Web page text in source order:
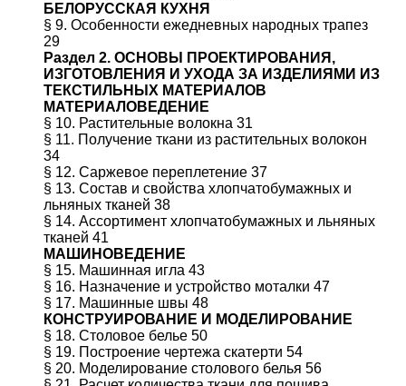
БЕЛОРУССКАЯ КУХНЯ
§ 9. Особенности ежедневных народных трапез
29
Раздел 2. ОСНОВЫ ПРОЕКТИРОВАНИЯ,
ИЗГОТОВЛЕНИЯ И УХОДА ЗА ИЗДЕЛИЯМИ ИЗ
ТЕКСТИЛЬНЫХ МАТЕРИАЛОВ
МАТЕРИАЛОВЕДЕНИЕ
§ 10. Растительные волокна 31
§ 11. Получение ткани из растительных волокон
34
§ 12. Саржевое переплетение 37
§ 13. Состав и свойства хлопчатобумажных и
льняных тканей 38
§ 14. Ассортимент хлопчатобумажных и льняных
тканей 41
МАШИНОВЕДЕНИЕ
§ 15. Машинная игла 43
§ 16. Назначение и устройство моталки 47
§ 17. Машинные швы 48
КОНСТРУИРОВАНИЕ И МОДЕЛИРОВАНИЕ
§ 18. Столовое белье 50
§ 19. Построение чертежа скатерти 54
§ 20. Моделирование столового белья 56